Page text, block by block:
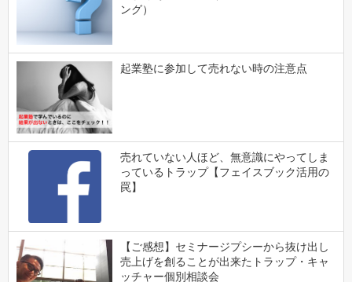
ング）
起業塾に参加して売れない時の注意点
売れていない人ほど、無意識にやってしま
っているトラップ【フェイスブック活用の
罠】
【ご感想】セミナージプシーから抜け出し
売上げを創ることが出来たトラップ・キャ
ッチャー個別相談会